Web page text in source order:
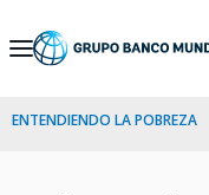
Skip
Navigation
ENTENDIENDO LA POBREZA